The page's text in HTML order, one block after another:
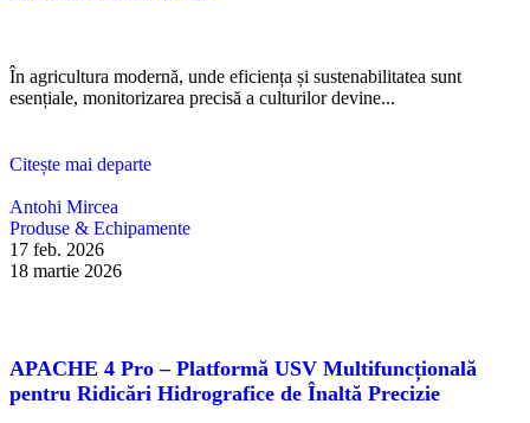
În agricultura modernă, unde eficiența și sustenabilitatea sunt
esențiale, monitorizarea precisă a culturilor devine...
Citește mai departe
Antohi Mircea
Produse & Echipamente
17 feb. 2026
18 martie 2026
APACHE 4 Pro – Platformă USV Multifuncțională
pentru Ridicări Hidrografice de Înaltă Precizie